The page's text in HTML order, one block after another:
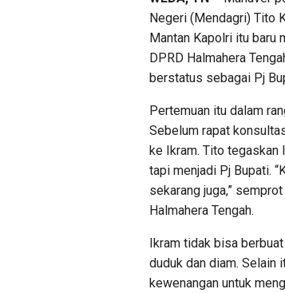
Negeri (Mendagri) Tito
Mantan Kapolri itu baru
DPRD Halmahera
berstatus sebagai Pj
Pertemuan itu dalam
Sebelum rapat
ke Ikram. Tito tegaskan
tapi menjadi Pj Bupati.
sekarang juga,”
Halmahera Tengah.
Ikram tidak bisa
duduk dan diam. Selain
kewenangan untuk